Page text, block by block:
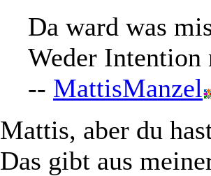
Da ward was
Weder Intention
-- MattisManzel
Mattis, aber du
Das gibt aus